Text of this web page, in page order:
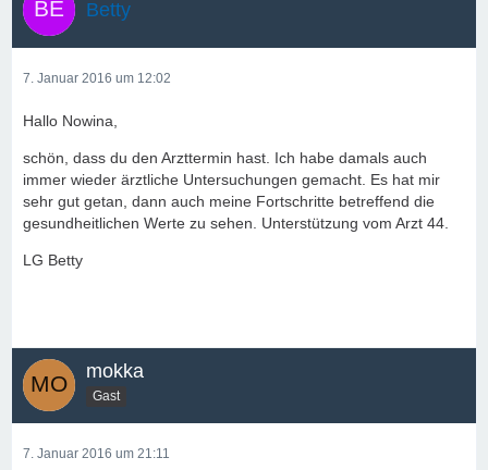
Betty
7. Januar 2016 um 12:02
Hallo Nowina,
schön, dass du den Arzttermin hast. Ich habe damals auch
immer wieder ärztliche Untersuchungen gemacht. Es hat mir
sehr gut getan, dann auch meine Fortschritte betreffend die
gesundheitlichen Werte zu sehen. Unterstützung vom Arzt 44.
LG Betty
mokka
Gast
7. Januar 2016 um 21:11